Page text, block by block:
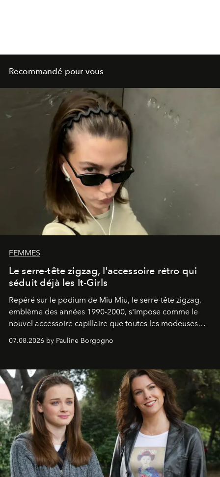
Recommandé pour vous
FEMMES
Le serre-tête zigzag, l'accessoire rétro qui
séduit déjà les It-Girls
Repéré sur le podium de Miu Miu, le serre-tête zigzag,
emblème des années 1990-2000, s'impose comme le
nouvel accessoire capillaire que toutes les modeuses
s'arrachent déjà.
07.08.2026 by Pauline Borgogno